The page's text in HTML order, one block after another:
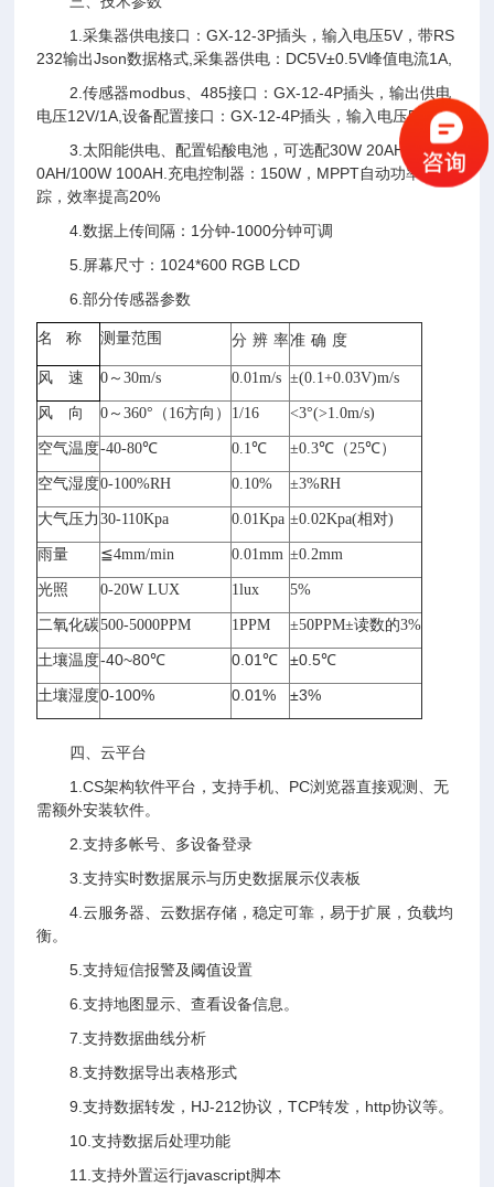
1.采集器供电接口：GX-12-3P插头，输入电压5V，带RS
232输出Json数据格式,采集器供电：DC5V±0.5V峰值电流1A,
2.传感器modbus、485接口：GX-12-4P插头，输出供电
电压12V/1A,设备配置接口：GX-12-4P插头，输入电压5V
3.太阳能供电、配置铅酸电池，可选配30W 20AH/50W 2
0AH/100W 100AH.充电控制器：150W，MPPT自动功率点跟
踪，效率提高20%
4.数据上传间隔：1分钟-1000分钟可调
5.屏幕尺寸：1024*600 RGB LCD
6.部分传感器参数
名 称 测量范围 分 辨 率准 确 度
风 速 0～30m/s 0.01m/s ±(0.1+0.03V)m/s
风 向 0～360°（16方向） 1/16 <3°(>1.0m/s)
空气温度-40-80℃ 0.1℃ ±0.3℃（25℃）
空气湿度0-100%RH 0.10% ±3%RH
大气压力 30-110Kpa 0.01Kpa ±0.02Kpa(相对)
雨量 ≦4mm/min 0.01mm ±0.2mm
光照 0-20W LUX 1lux 5%
二氧化碳500-5000PPM 1PPM ±50PPM±读数的3%
土壤温度-40~80℃ 0.01℃ ±0.5℃
土壤湿度0-100% 0.01% ±3%
四、云平台
1.CS架构软件平台，支持手机、PC浏览器直接观测、无
需额外安装软件。
2.支持多帐号、多设备登录
3.支持实时数据展示与历史数据展示仪表板
4.云服务器、云数据存储，稳定可靠，易于扩展，负载均
衡。
5.支持短信报警及阈值设置
6.支持地图显示、查看设备信息。
7.支持数据曲线分析
8.支持数据导出表格形式
9.支持数据转发，HJ-212协议，TCP转发，http协议等。
10.支持数据后处理功能
11.支持外置运行javascript脚本